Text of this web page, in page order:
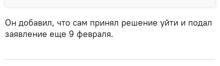
Он добавил, что сам принял решение уйти и подал
заявление еще 9 февраля.